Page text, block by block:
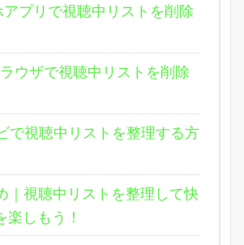
アプリで視聴中リストを削除
ウザで視聴中リストを削除
で視聴中リストを整理する方
｜視聴中リストを整理して快
しもう！